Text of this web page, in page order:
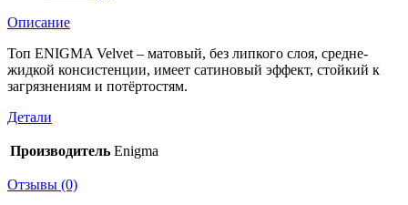
Описание
Топ ENIGMA Velvet – матовый, без липкого слоя, средне-
жидкой консистенции, имеет сатиновый эффект, стойкий к
загрязнениям и потёртостям.
Детали
Производитель Enigma
Отзывы (0)